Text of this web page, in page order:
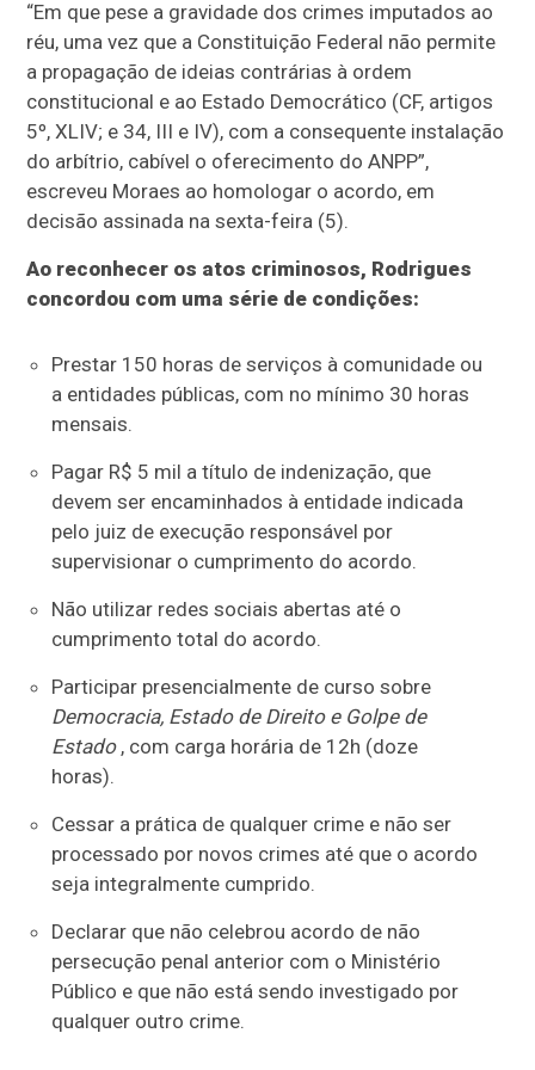
“Em que pese a gravidade dos crimes imputados ao
réu, uma vez que a Constituição Federal não permite
a propagação de ideias contrárias à ordem
constitucional e ao Estado Democrático (CF, artigos
5º, XLIV; e 34, III e IV), com a consequente instalação
do arbítrio, cabível o oferecimento do ANPP”,
escreveu Moraes ao homologar o acordo, em
decisão assinada na sexta-feira (5).
Ao reconhecer os atos criminosos, Rodrigues
concordou com uma série de condições:
Prestar 150 horas de serviços à comunidade ou
a entidades públicas, com no mínimo 30 horas
mensais.
Pagar R$ 5 mil a título de indenização, que
devem ser encaminhados à entidade indicada
pelo juiz de execução responsável por
supervisionar o cumprimento do acordo.
Não utilizar redes sociais abertas até o
cumprimento total do acordo.
Participar presencialmente de curso sobre
Democracia, Estado de Direito e Golpe de
Estado, com carga horária de 12h (doze
horas).
Cessar a prática de qualquer crime e não ser
processado por novos crimes até que o acordo
seja integralmente cumprido.
Declarar que não celebrou acordo de não
persecução penal anterior com o Ministério
Público e que não está sendo investigado por
qualquer outro crime.